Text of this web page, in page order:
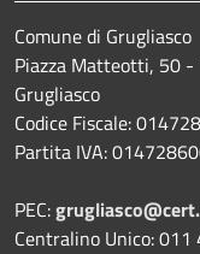
Comune di Grugliasco
Piazza Matteotti, 50 -
Grugliasco
Codice Fiscale:
Partita IVA:
PEC:
Centralino Unico: 011